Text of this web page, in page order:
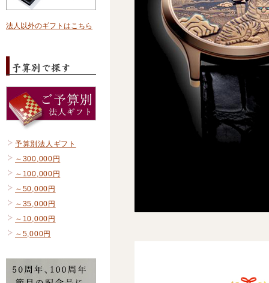
法人以外のギフトはこちら
予算別法人ギフト
～300,000円
～100,000円
～50,000円
～35,000円
～10,000円
～5,000円